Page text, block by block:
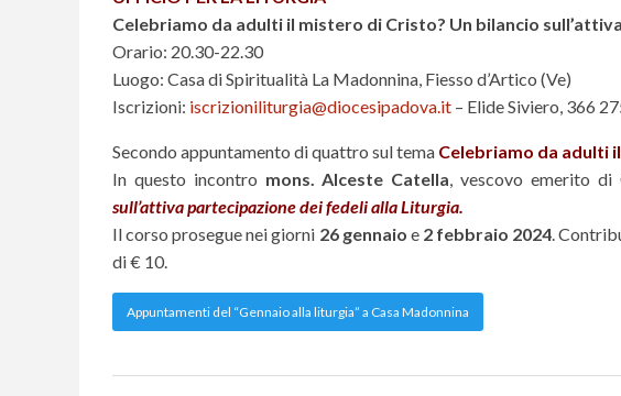
Celebriamo da adulti il mistero di Cristo? Un bilancio
Orario: 20.30-22.30
Luogo: Casa di Spiritualità La Madonnina, Fiesso d’Artico (Ve)
Iscrizioni: iscrizioniliturgia@diocesipadova.it – Elide Siviero, 366
Secondo appuntamento di quattro sul tema Celebriamo da adulti
In questo incontro mons. Alceste Catella, vescovo emerito di
sull’attiva partecipazione dei fedeli alla Liturgia.
Il corso prosegue nei giorni 26 gennaio e2 febbraio 2024.
di € 10.
Appuntamenti del “Gennaio alla liturgia” a Casa Madonnina